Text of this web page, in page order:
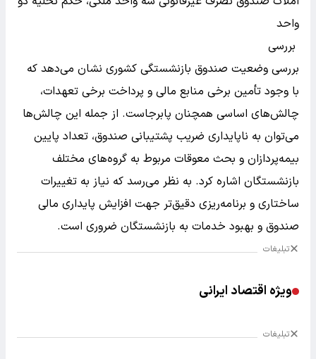
واحد
بررسی
بررسی وضعیت صندوق بازنشستگی کشوری نشان می‌دهد که
با وجود تأمین برخی منابع مالی و پرداخت برخی تعهدات،
چالش‌های اساسی همچنان پابرجاست. از جمله این چالش‌ها
می‌توان به ناپایداری ضریب پشتیبانی صندوق، تعداد پایین
بیمه‌پردازان و بحث معوقات مربوط به گروه‌های مختلف
بازنشستگان اشاره کرد. به نظر می‌رسد که نیاز به تغییرات
ساختاری و برنامه‌ریزی دقیق‌تر جهت افزایش پایداری مالی
صندوق و بهبود خدمات به بازنشستگان ضروری است.
تبلیغات
ویژه اقتصاد ایرانی
تبلیغات